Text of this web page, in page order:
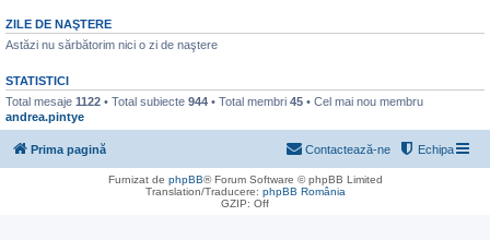
ZILE DE NAŞTERE
Astăzi nu sărbătorim nici o zi de naştere
STATISTICI
Total mesaje 1122 • Total subiecte 944 • Total membri 45 • Cel mai nou membru
andrea.pintye
Prima pagină Echipa
Contactează-ne
Furnizat de phpBB® Forum Software © phpBB Limited
Translation/Traducere: phpBB România
GZIP: Off